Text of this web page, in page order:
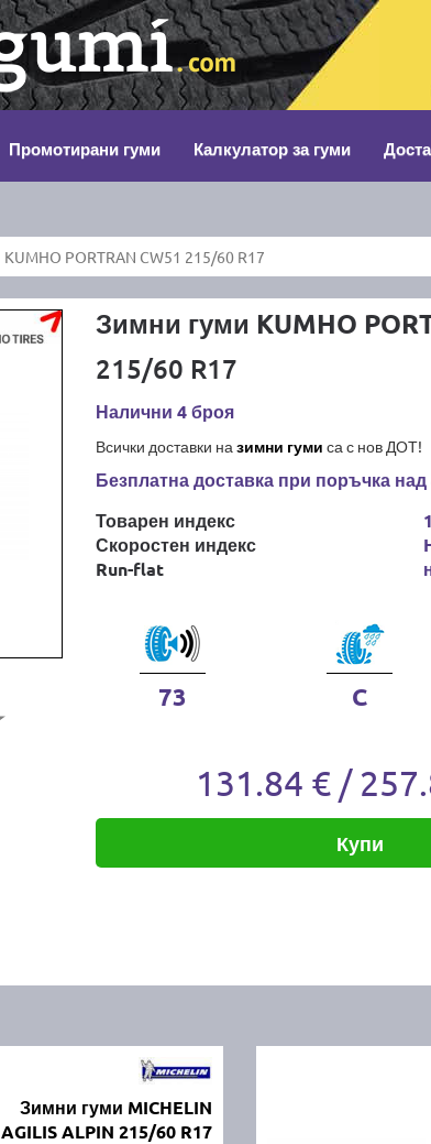
Промотирани гуми Калкулатор за гуми
KUMHO PORTRAN CW51 215/60 R17
Зимни гуми KUMHO
215/60 R17
Налични 4 броя
Всички доставки на зимни гуми са с нов ДОТ!
Безплатна доставка при поръчка
Товарен индекс
Скоростен индекс
Run-flat
73 C
131.84 € /
Купи
Зимни гуми MICHELIN
AGILIS ALPIN 215/60 R17